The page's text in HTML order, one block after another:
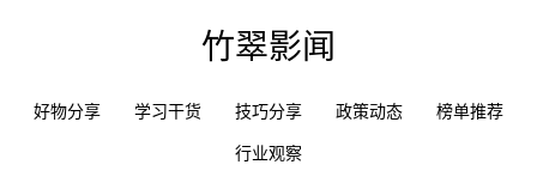
竹翠影闻
好物分享 学习干货 技巧分享 政策动态
榜单推荐
行业观察